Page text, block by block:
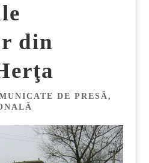
din
DE PRESĂ,